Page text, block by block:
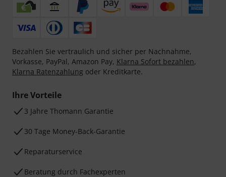
Bezahlen Sie vertraulich und sicher per Nachnahme,
Vorkasse, PayPal, Amazon Pay, Klarna Sofort bezahlen,
Klarna Ratenzahlung oder Kreditkarte.
Ihre Vorteile
3 Jahre Thomann Garantie
30 Tage Money-Back-Garantie
Reparaturservice
Beratung durch Fachexperten